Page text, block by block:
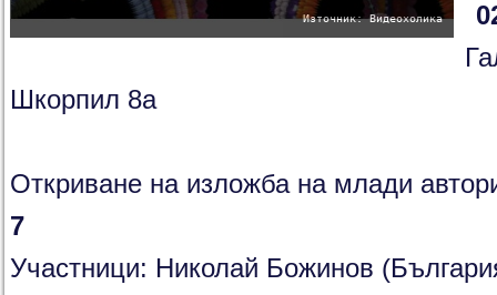
Източник: Видеохолика
Шкорпил 8а
Откриване на изложба на млади
7
Участници: Николай Божинов